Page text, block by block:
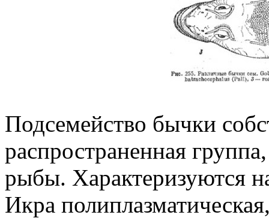
Подсемейство бычки
распространенная
рыбы. Характеризуются
Икра